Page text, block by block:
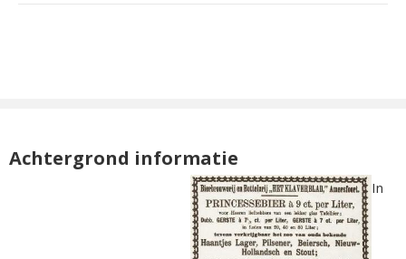
Achtergrond informatie
In